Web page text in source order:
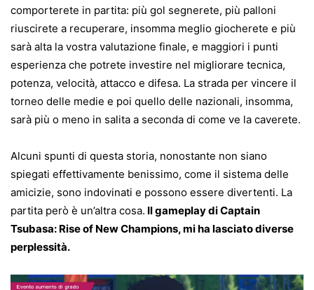
comporterete in partita: più gol segnerete, più palloni
riuscirete a recuperare, insomma meglio giocherete e più
sarà alta la vostra valutazione finale, e maggiori i punti
esperienza che potrete investire nel migliorare tecnica,
potenza, velocità, attacco e difesa. La strada per vincere il
torneo delle medie e poi quello delle nazionali, insomma,
sarà più o meno in salita a seconda di come ve la caverete.
Alcuni spunti di questa storia, nonostante non siano
spiegati effettivamente benissimo, come il sistema delle
amicizie, sono indovinati e possono essere divertenti. La
partita però è un’altra cosa. Il gameplay di Captain
Tsubasa: Rise of New Champions, mi ha lasciato diverse
perplessità.